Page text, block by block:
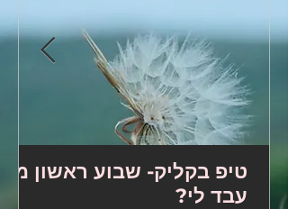
טיפ בקליק- שבוע ראשון מה
עבד לי?